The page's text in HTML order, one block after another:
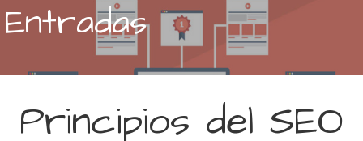
Entradas
Principios del SEO